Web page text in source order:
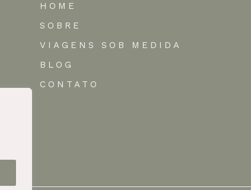
HOME
SOBRE
VIAGENS SOB MEDIDA
BLOG
CONTATO